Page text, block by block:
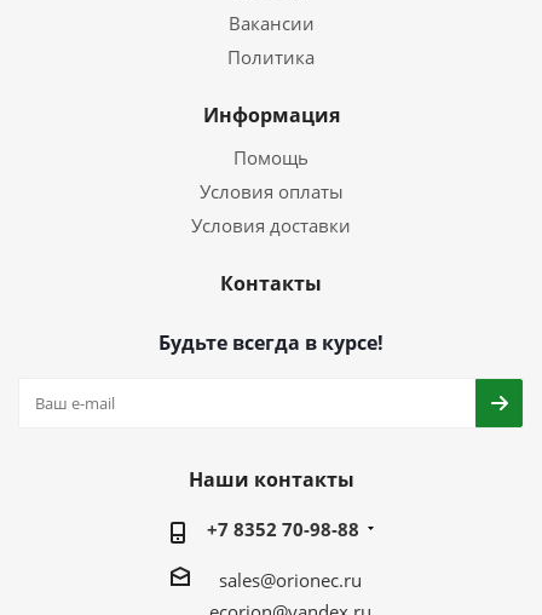
Вакансии
Политика
Информация
Помощь
Условия оплаты
Условия доставки
Контакты
Будьте всегда в курсе!
Наши контакты
+7 8352 70-98-88
sales@orionec.ru